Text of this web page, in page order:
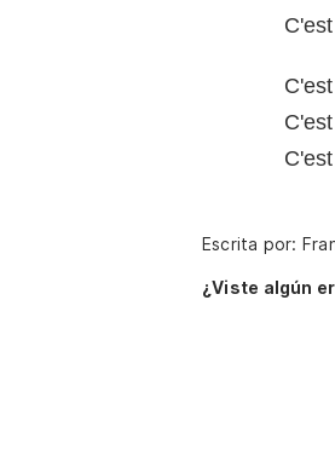
Escrita por:
¿Viste algún